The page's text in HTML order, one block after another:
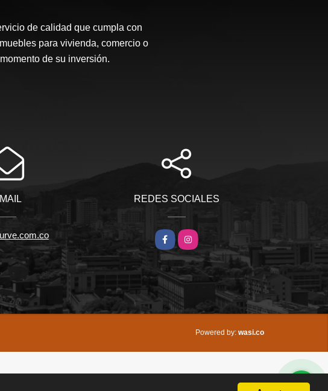
de calidad que cumpla con
para vivienda, comercio o
de su inversión.
REDES SOCIALES
Facebook
Instagram
Powered by: wasi.co